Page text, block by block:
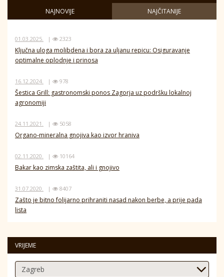
NAJNOVIJE
NAJČITANIJE
01.03.2025. | 2323
Ključna uloga molibdena i bora za uljanu repicu: Osiguravanje
optimalne oplodnje i prinosa
16.12.2024. | 978
Šestica Grill: gastronomski ponos Zagorja uz podršku lokalnoj
agronomiji
24.11.2021. | 5058
Organo-mineralna gnojiva kao izvor hraniva
02.11.2020. | 10164
Bakar kao zimska zaštita, ali i gnojivo
31.07.2020. | 8407
Zašto je bitno folijarno prihraniti nasad nakon berbe, a prije pada
lista
VRIJEME